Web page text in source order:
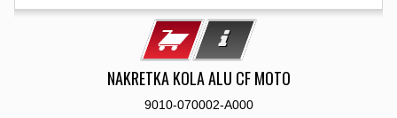
NAKRETKA KOLA ALU CF MOTO
9010-070002-A000